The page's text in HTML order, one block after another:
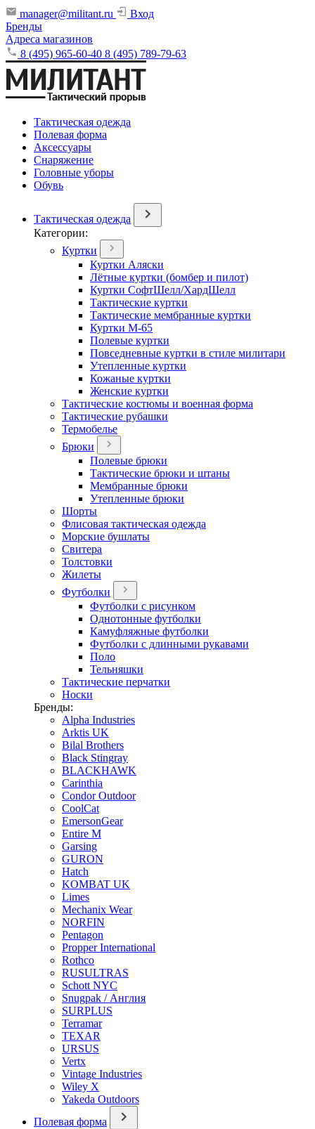
manager@militant.ru
Вход
Бренды
Адреса магазинов
8 (495) 965-60-40 8 (495) 789-79-63
Тактическая одежда
Полевая форма
Аксессуары
Снаряжение
Головные уборы
Обувь
Тактическая одежда
Категории:
Куртки
Куртки Аляски
Лётные куртки (бомбер и пилот)
Куртки СофтШелл/ХардШелл
Тактические куртки
Тактические мембранные куртки
Куртки М-65
Полевые куртки
Повседневные куртки в стиле милитари
Утепленные куртки
Кожаные куртки
Женские куртки
Тактические костюмы и военная форма
Тактические рубашки
Термобелье
Брюки
Полевые брюки
Тактические брюки и штаны
Мембранные брюки
Утепленные брюки
Шорты
Флисовая тактическая одежда
Морские бушлаты
Свитера
Толстовки
Жилеты
Футболки
Футболки с рисунком
Однотонные футболки
Камуфляжные футболки
Футболки с длинными рукавами
Поло
Тельняшки
Тактические перчатки
Носки
Бренды:
Alpha Industries
Arktis UK
Bilal Brothers
Black Stingray
BLACKHAWK
Carinthia
Condor Outdoor
CoolCat
EmersonGear
Entire M
Garsing
GURON
Hatch
KOMBAT UK
Limes
Mechanix Wear
NORFIN
Pentagon
Propper International
Rothco
RUSULTRAS
Schott NYC
Snugpak / Англия
SURPLUS
Terramar
TEXAR
URSUS
Vertx
Vintage Industries
Wiley X
Yakeda Outdoors
Полевая форма